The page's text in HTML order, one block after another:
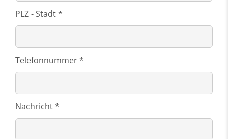
PLZ - Stadt *
Telefonnummer *
Nachricht *